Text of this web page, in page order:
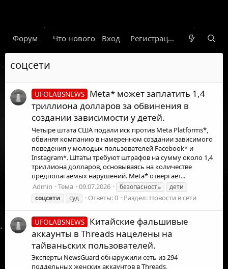
Форум Что нового Гарант Новости
Вход Регистрация
соцсети
UFOLABSNEWS Meta* может заплатить 1,4
триллиона долларов за обвинения в
создании зависимости у детей.
Четыре штата США подали иск против Meta Platforms*,
обвиняя компанию в намеренном создании зависимого
поведения у молодых пользователей Facebook* и
Instagram*. Штаты требуют штрафов на сумму около 1,4
триллиона долларов, основываясь на количестве
предполагаемых нарушений. Meta* отвергает...
Admin
Тема 09.07.2026 безопасность
дети
соцсети
суд Ответы: 0 Раздел: Новости в сети
UFOLABSNEWS Китайские фальшивые
аккаунты в Threads нацелены на
тайваньских пользователей.
Эксперты NewsGuard обнаружили сеть из 294
поддельных женских аккаунтов в Threads,